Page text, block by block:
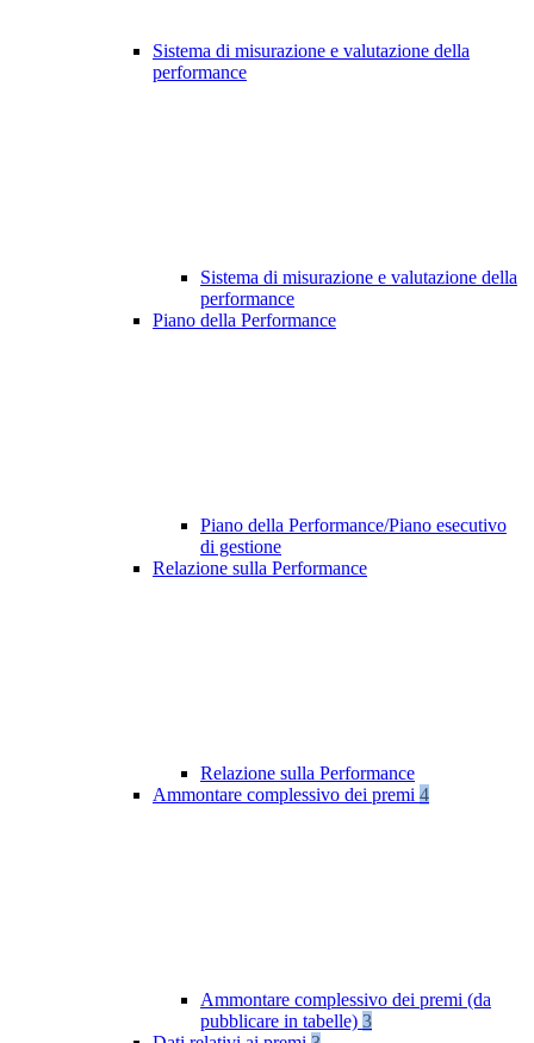
Sistema di misurazione e valutazione della
performance
Sistema di misurazione e valutazione della
performance
Piano della Performance
Piano della Performance/Piano esecutivo
di gestione
Relazione sulla Performance
Relazione sulla Performance
Ammontare complessivo dei premi 4
Ammontare complessivo dei premi (da
pubblicare in tabelle) 3